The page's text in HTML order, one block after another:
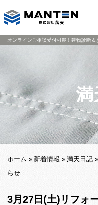
オンラインご相談受付可能！建物診断＆
満
ホーム » 新着情報 » 満天日記 »
らせ
3月27日(土)リフォ